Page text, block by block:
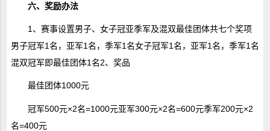
六、奖励办法
1、赛事设置男子、女子冠亚季军及混双最佳团体共七个奖项
男子冠军1名，亚军1名，季军1名女子冠军1名，亚军1名，季军1名
混双冠军即最佳团体1名2、奖品
最佳团体1000元
冠军500元×2名=1000元亚军300元×2名=600元季军200元×2
名=400元